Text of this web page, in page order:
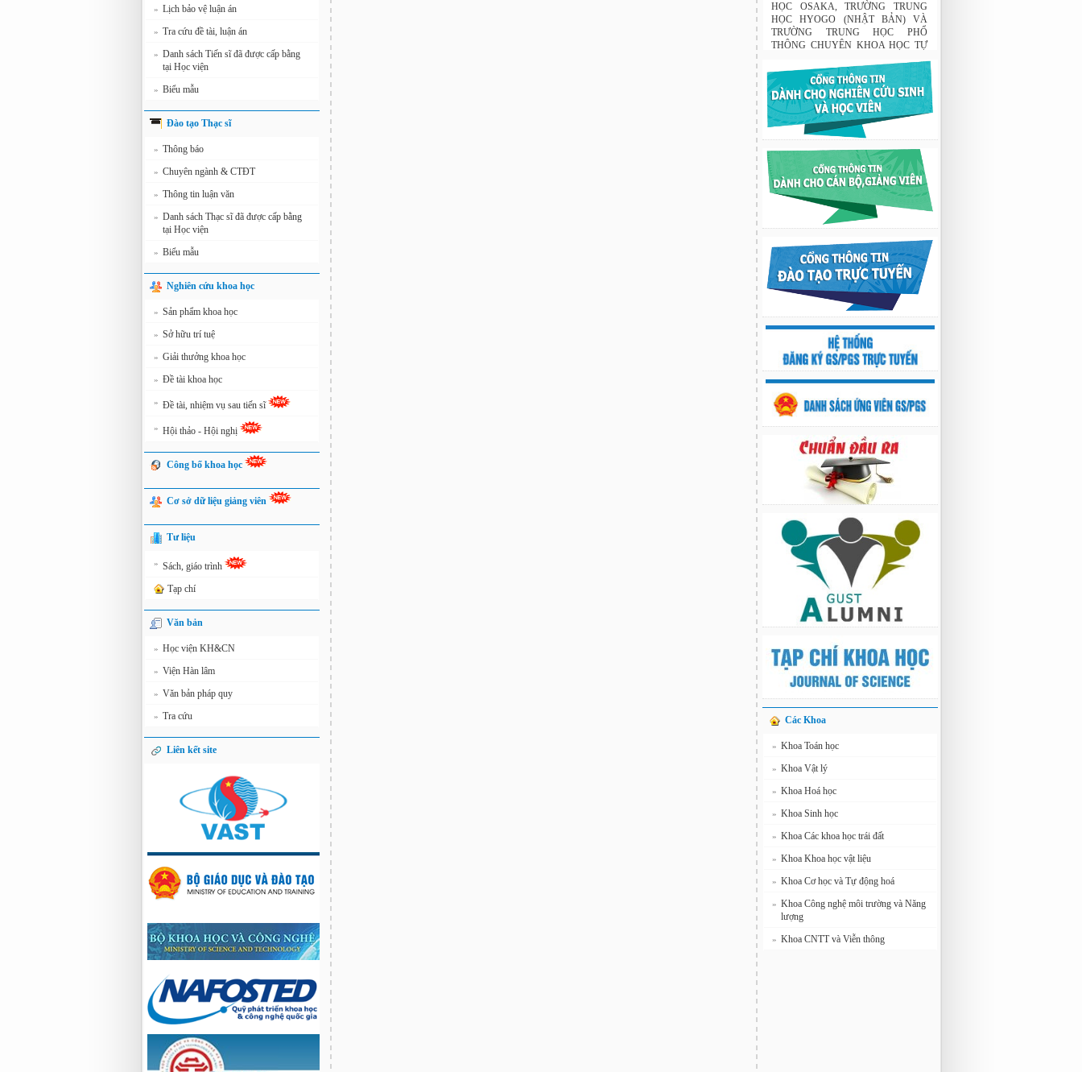
» Lịch bảo vệ luận án
» Tra cứu đề tài, luận án
» Danh sách Tiến sĩ đã được cấp bằng
tại Học viện
» Biểu mẫu
Đào tạo Thạc sĩ
» Thông báo
» Chuyên ngành & CTĐT
» Thông tin luận văn
» Danh sách Thạc sĩ đã được cấp bằng
tại Học viện
» Biểu mẫu
Nghiên cứu khoa học
» Sản phẩm khoa học
» Sở hữu trí tuệ
» Giải thưởng khoa học
» Đề tài khoa học
» Đề tài, nhiệm vụ sau tiến sĩ
» Hội thảo - Hội nghị
Công bố khoa học
Cơ sở dữ liệu giảng viên
Tư liệu
» Sách, giáo trình
Tạp chí
Văn bản
» Học viện KH&CN
» Viện Hàn lâm
» Văn bản pháp quy
» Tra cứu
Liên kết site
HỌC OSAKA, TRƯỜNG TRUNG
HỌC HYOGO (NHẬT BẢN) VÀ
TRƯỜNG TRUNG HỌC PHỔ
THÔNG CHUYÊN KHOA HỌC TỰ
02:22 23/07/2026
THÔNG BÁO: Về việc đăng ký tham
gia lớp bồi dưỡng nghiệp vụ sư phạm
cho giảng viên.
03:12 29/07/2026
Nghiên cứu chế tạo hệ thống xác định
hướng vật thể độ chính xác cao dựa trên
từ kế và vật liệu biến hóa
9:33 sáng thứ hai, 03/08/2026
Nghiên cứu chế tạo hệ thống xác định
hướng vật thể độ chính xác cao dựa trên
9:33 sáng thứ hai, 03/08/2026
Các Khoa
» Khoa Toán học
» Khoa Vật lý
» Khoa Hoá học
» Khoa Sinh học
» Khoa Các khoa học trái đất
» Khoa Khoa học vật liệu
» Khoa Cơ học và Tự động hoá
» Khoa Công nghệ môi trường và Năng
lượng
» Khoa CNTT và Viễn thông